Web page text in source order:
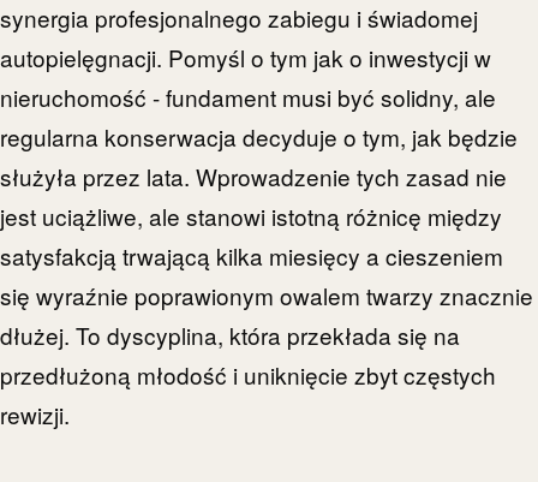
synergia profesjonalnego zabiegu i świadomej
autopielęgnacji. Pomyśl o tym jak o inwestycji w
nieruchomość - fundament musi być solidny, ale
regularna konserwacja decyduje o tym, jak będzie
służyła przez lata. Wprowadzenie tych zasad nie
jest uciążliwe, ale stanowi istotną różnicę między
satysfakcją trwającą kilka miesięcy a cieszeniem
się wyraźnie poprawionym owalem twarzy znacznie
dłużej. To dyscyplina, która przekłada się na
przedłużoną młodość i uniknięcie zbyt częstych
rewizji.